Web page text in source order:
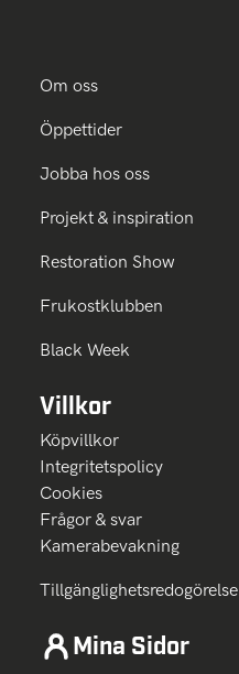
Om oss
Öppettider
Jobba hos oss
Projekt & inspiration
Restoration Show
Frukostklubben
Black Week
Villkor
Köpvillkor
Integritetspolicy
Cookies
Frågor & svar
Kamerabevakning
Tillgänglighetsredogörelse
Mina Sidor